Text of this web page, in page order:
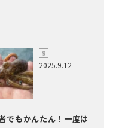
2025.9.12
でもかんたん！一度は